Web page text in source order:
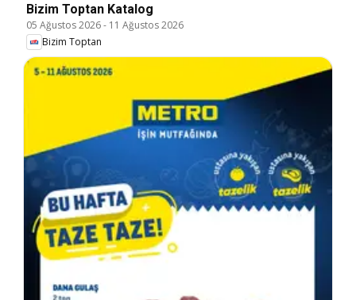
Bizim Toptan Katalog
05 Ağustos 2026- 11 Ağustos 2026
Bizim Toptan